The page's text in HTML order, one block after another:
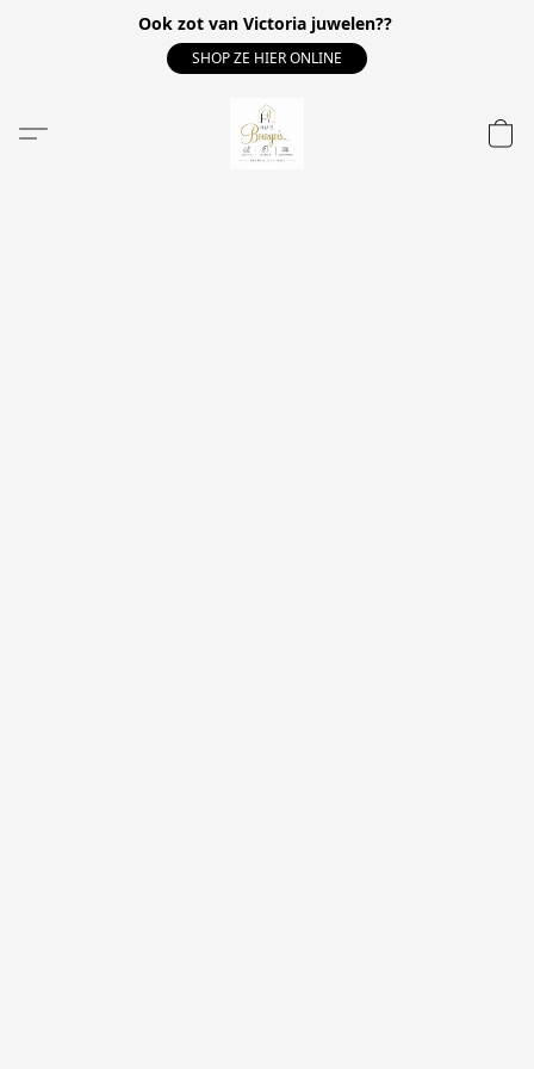
Ook zot van Victoria juwelen??
SHOP ZE HIER ONLINE